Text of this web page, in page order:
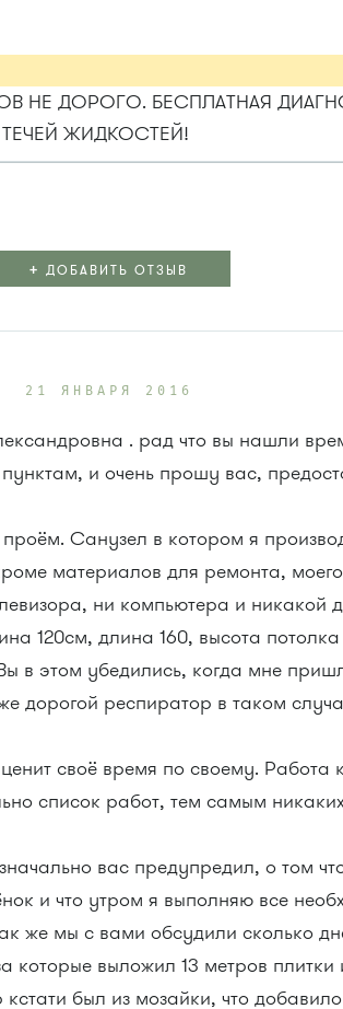
НЕ ДОРОГО. БЕСПЛАТНАЯ
ЖИДКОСТЕЙ!
+ ДОБАВИТЬ ОТЗЫВ
21 ЯНВАРЯ 2016
. рад что вы нашли
и очень прошу вас,
Санузел в котором я
материалов для ремонта,
ни компьютера и никакой
120см, длина 160, высота
в этом убедились, когда мне
дорогой респиратор в таком
своё время по своему. Работа
список работ, тем самым
вас предупредил, о том
и что утром я выполняю все
же мы с вами обсудили сколько
которые выложил 13 метров
был из мозайки, что